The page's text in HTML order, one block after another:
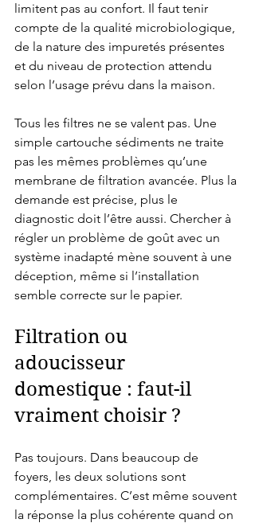
limitent pas au confort. Il faut tenir
compte de la qualité microbiologique,
de la nature des impuretés présentes
et du niveau de protection attendu
selon l’usage prévu dans la maison.
Tous les filtres ne se valent pas. Une
simple cartouche sédiments ne traite
pas les mêmes problèmes qu’une
membrane de filtration avancée. Plus la
demande est précise, plus le
diagnostic doit l’être aussi. Chercher à
régler un problème de goût avec un
système inadapté mène souvent à une
déception, même si l’installation
semble correcte sur le papier.
Filtration ou
adoucisseur
domestique : faut-il
vraiment choisir ?
Pas toujours. Dans beaucoup de
foyers, les deux solutions sont
complémentaires. C’est même souvent
la réponse la plus cohérente quand on